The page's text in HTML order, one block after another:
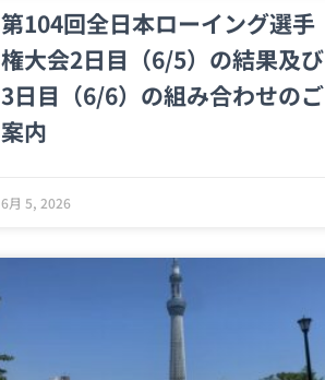
第104回全日本ローイング選手
権大会2日目（6/5）の結果及び
3日目（6/6）の組み合わせのご
案内
6月 5, 2026